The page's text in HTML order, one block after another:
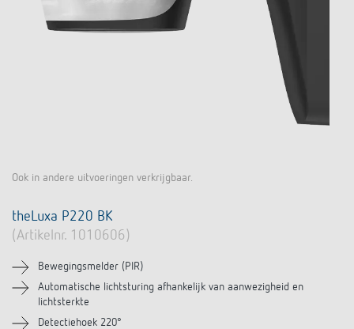
Ook in andere uitvoeringen verkrijgbaar.
theLuxa P220 BK
(Artikelnr. 1010606)
Bewegingsmelder (PIR)
Automatische lichtsturing afhankelijk van aanwezigheid en
lichtsterkte
Detectiehoek 220°